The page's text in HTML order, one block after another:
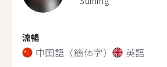
流暢
中国語（簡体字） 英語